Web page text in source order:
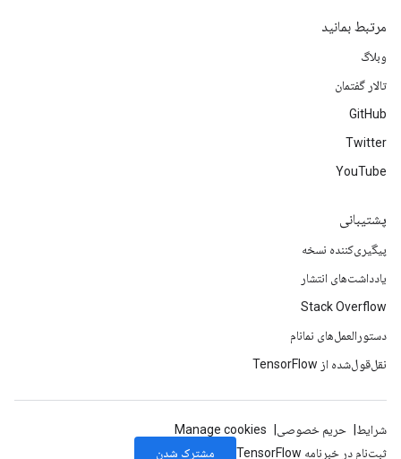
مرتبط بمانید
وبلاگ
تالار گفتمان
GitHub
Twitter
YouTube
پشتیبانی
پیگیری‌کننده نسخه
یادداشت‌های انتشار
Stack Overflow
دستورالعمل‌های نمانام
نقل‌قول‌شده از TensorFlow
شرایط حریم خصوصی
Manage cookies
ثبت‌نام در خبرنامه TensorFlow
مشترک شدن